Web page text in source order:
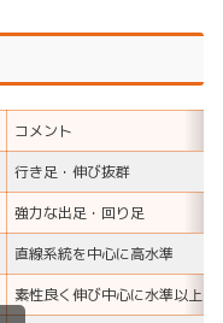
コメント
行き足・伸び抜群
強力な出足・回り足
直線系統を中心に高水準
素性良く伸び中心に水準以上